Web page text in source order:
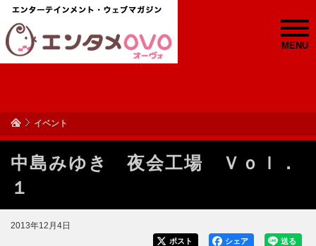
MENU
イベント
中島みゆき 夜会工場 Ｖｏｌ．
１
2013年12月4日
送る
シェア
ポスト